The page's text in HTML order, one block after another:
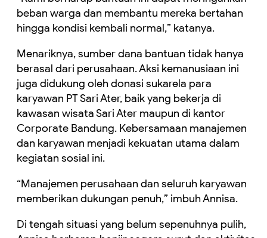
beban warga dan membantu mereka bertahan
hingga kondisi kembali normal,” katanya.
Menariknya, sumber dana bantuan tidak hanya
berasal dari perusahaan. Aksi kemanusiaan ini
juga didukung oleh donasi sukarela para
karyawan PT Sari Ater, baik yang bekerja di
kawasan wisata Sari Ater maupun di kantor
Corporate Bandung. Kebersamaan manajemen
dan karyawan menjadi kekuatan utama dalam
kegiatan sosial ini.
“Manajemen perusahaan dan seluruh karyawan
memberikan dukungan penuh,” imbuh Annisa.
Di tengah situasi yang belum sepenuhnya pulih,